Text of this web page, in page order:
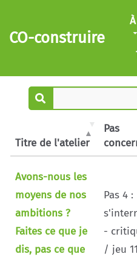
Aller au contenu principal
CO-construire
Titre de l'atelier
Pas
Titre de l'atelier
Avons-nous les
moyens de nos
ambitions ?
Faites ce que je
dis, pas ce que
Pas 4 :
-
/ jeu